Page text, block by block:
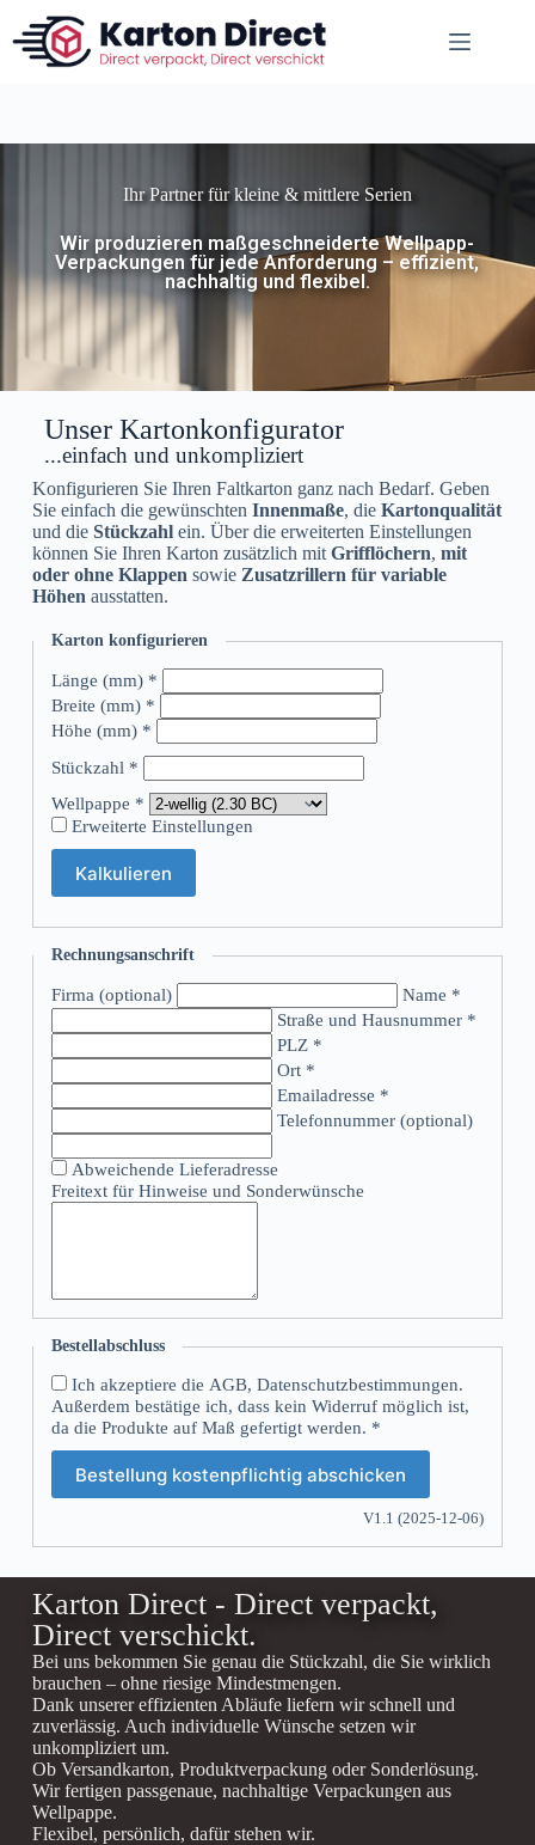
Ihr Partner für kleine & mittlere Serien
Wir produzieren maßgeschneiderte Wellpapp-
Verpackungen für jede Anforderung – effizient,
nachhaltig und flexibel.
Unser Kartonkonfigurator
...einfach und unkompliziert
Konfigurieren Sie Ihren Faltkarton ganz nach Bedarf. Geben
Sie einfach die gewünschten Innenmaße, die Kartonqualität
und die Stückzahlein. Über die erweiterten Einstellungen
können Sie Ihren Karton zusätzlich mit Grifflöchern, mit
oder ohne Klappen sowie Zusatzrillern für variable
Höhen ausstatten.
Karton konfigurieren
Länge (mm) *
Breite (mm) *
Höhe (mm) *
Stückzahl *
Wellpappe *
Erweiterte Einstellungen
Kalkulieren
Rechnungsanschrift
Firma (optional)
Name *
Straße und Hausnummer *
PLZ *
Ort *
Emailadresse *
Telefonnummer (optional)
Abweichende Lieferadresse
Freitext für Hinweise und Sonderwünsche
Bestellabschluss
Ich akzeptiere die AGB, Datenschutzbestimmungen.
Außerdem bestätige ich, dass kein Widerruf möglich ist,
da die Produkte auf Maß gefertigt werden. *
Bestellung kostenpflichtig abschicken
V1.1 (2025-12-06)
Karton Direct - Direct verpackt,
Direct verschickt.
Bei uns bekommen Sie genau die Stückzahl, die Sie wirklich
brauchen – ohne riesige Mindestmengen.
Dank unserer effizienten Abläufe liefern wir schnell und
zuverlässig. Auch individuelle Wünsche setzen wir
unkompliziert um.
Ob Versandkarton, Produktverpackung oder Sonderlösung.
Wir fertigen passgenaue, nachhaltige Verpackungen aus
Wellpappe.
Flexibel, persönlich, dafür stehen wir.